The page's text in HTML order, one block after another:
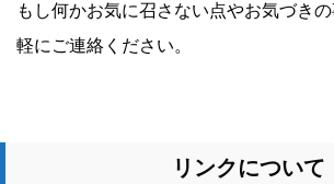
もし何かお気に召さない点やお気づき
軽にご連絡ください。
リンクについて